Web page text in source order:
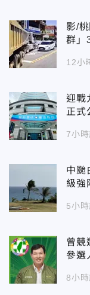
影/
群」
12小
迎戰
正式
7小時
中颱
級強
5小時
曾競
參選
8小時